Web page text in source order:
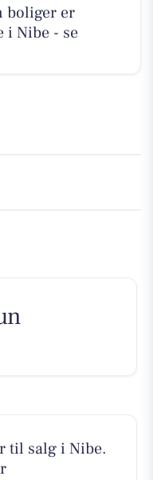
boliger er
i Nibe - se
til salg i Nibe.